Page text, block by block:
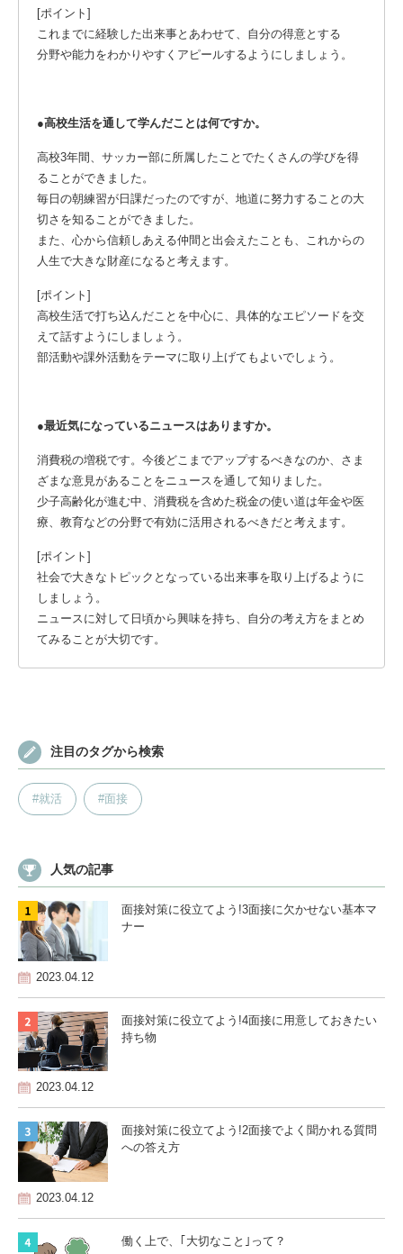
[ポイント]
これまでに経験した出来事とあわせて、自分の得意とする
分野や能力をわかりやすくアピールするようにしましょう。
●高校生活を通して学んだことは何ですか。
高校3年間、サッカー部に所属したことでたくさんの学びを得
ることができました。
毎日の朝練習が日課だったのですが、地道に努力することの大
切さを知ることができました。
また、心から信頼しあえる仲間と出会えたことも、これからの
人生で大きな財産になると考えます。
[ポイント]
高校生活で打ち込んだことを中心に、具体的なエピソードを交
えて話すようにしましょう。
部活動や課外活動をテーマに取り上げてもよいでしょう。
●最近気になっているニュースはありますか。
消費税の増税です。今後どこまでアップするべきなのか、さま
ざまな意見があることをニュースを通して知りました。
少子高齢化が進む中、消費税を含めた税金の使い道は年金や医
療、教育などの分野で有効に活用されるべきだと考えます。
[ポイント]
社会で大きなトピックとなっている出来事を取り上げるように
しましょう。
ニュースに対して日頃から興味を持ち、自分の考え方をまとめ
てみることが大切です。
注目のタグから検索
#就活 #面接
人気の記事
面接対策に役立てよう!3面接に欠かせない基本マ
ナー
2023.04.12
面接対策に役立てよう!4面接に用意しておきたい
持ち物
2023.04.12
面接対策に役立てよう!2面接でよく聞かれる質問
への答え方
2023.04.12
働く上で、｢大切なこと｣って？